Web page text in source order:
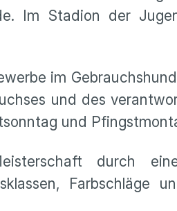
Im Stadion der
im
und des
und
durch
Farbschläge